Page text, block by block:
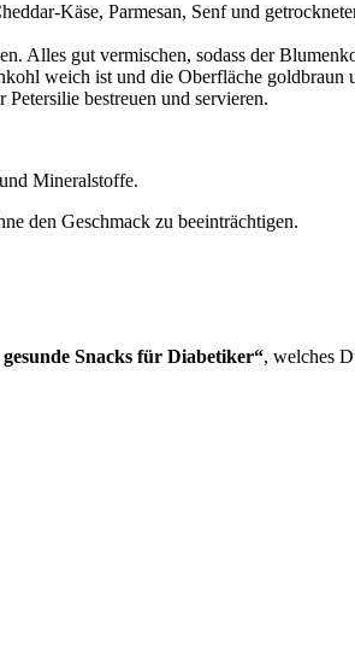
Käse, Parmesan, Senf und
Alles gut vermischen, sodass der
weich ist und die Oberfläche goldbraun
bestreuen und servieren.
Mineralstoffe.
den Geschmack zu beeinträchtigen.
Snacks für Diabetiker“, welches